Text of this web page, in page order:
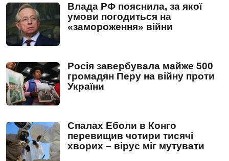
Влада РФ пояснила, за якої
умови погодиться на
«замороження» війни
Росія завербувала майже 500
громадян Перу на війну проти
України
Спалах Еболи в Конго
перевищив чотири тисячі
хворих – вірус міг мутувати